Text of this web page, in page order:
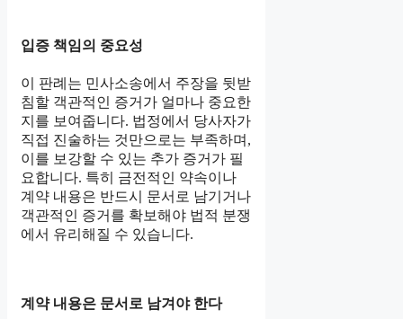
입증 책임의 중요성
이 판례는 민사소송에서 주장을 뒷받
침할 객관적인 증거가 얼마나 중요한
지를 보여줍니다. 법정에서 당사자가
직접 진술하는 것만으로는 부족하며,
이를 보강할 수 있는 추가 증거가 필
요합니다. 특히 금전적인 약속이나
계약 내용은 반드시 문서로 남기거나
객관적인 증거를 확보해야 법적 분쟁
에서 유리해질 수 있습니다.
계약 내용은 문서로 남겨야 한다